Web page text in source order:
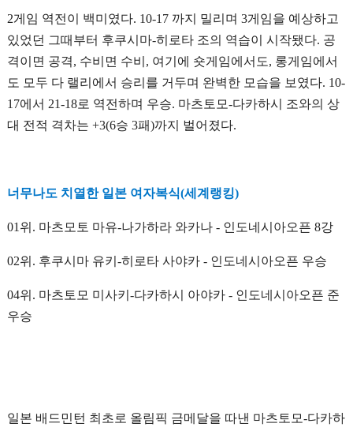
2게임 역전이 백미였다. 10-17 까지 밀리며 3게임을 예상하고
있었던 그때부터 후쿠시마-히로타 조의 역습이 시작됐다. 공
격이면 공격, 수비면 수비, 여기에 숏게임에서도, 롱게임에서
도 모두 다 랠리에서 승리를 거두며 완벽한 모습을 보였다. 10-
17에서 21-18로 역전하며 우승. 마츠토모-다카하시 조와의 상
대 전적 격차는 +3(6승 3패)까지 벌어졌다.
너무나도 치열한 일본 여자복식(세계랭킹)
01위. 마츠모토 마유-나가하라 와카나 - 인도네시아오픈 8강
02위. 후쿠시마 유키-히로타 사야카 - 인도네시아오픈 우승
04위. 마츠토모 미사키-다카하시 아야카 - 인도네시아오픈 준
우승
일본 배드민턴 최초로 올림픽 금메달을 따낸 마츠토모-다카하